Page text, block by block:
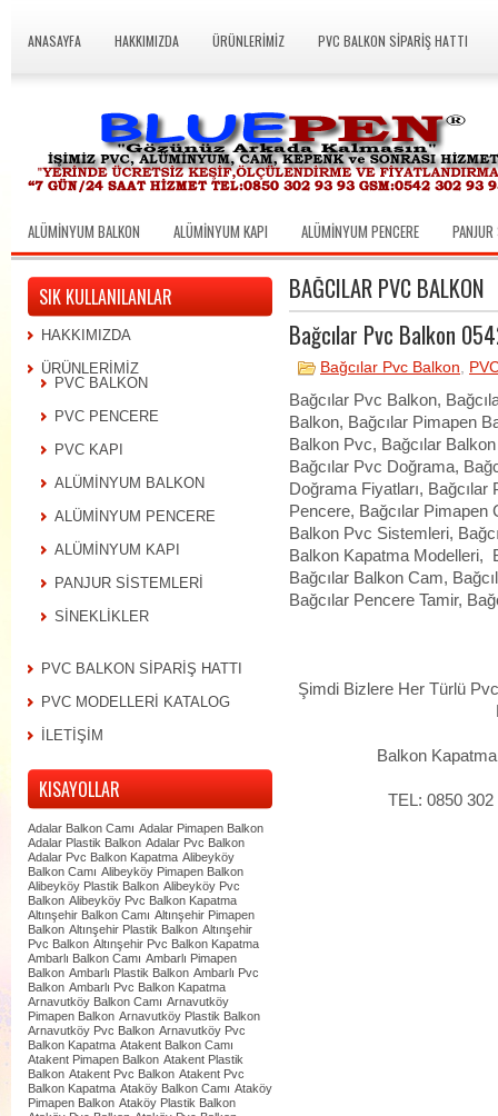
ANASAYFA HAKKIMIZDA ÜRÜNLERİMİZ PVC BALKON SİPARİŞ HATTI
ALÜMİNYUM BALKON ALÜMİNYUM KAPI ALÜMİNYUM PENCERE
BAĞCILAR PVC BALKON
Bağcılar Pvc Balkon
Bağcılar Pvc Balkon,
Bağcılar Pvc Balkon,
Balkon, Bağcılar Pimapen
Balkon Pvc, Bağcılar
Bağcılar Pvc Doğrama,
Doğrama Fiyatları,
Pencere, Bağcılar Pimapen
Balkon Pvc Sistemleri,
Balkon Kapatma Modelleri,
Bağcılar Balkon Cam,
Bağcılar Pencere Tamir,
Şimdi Bizlere Her Türlü
Balkon
TEL: 0850
SIK KULLANILANLAR
HAKKIMIZDA
ÜRÜNLERİMİZ
PVC BALKON
PVC PENCERE
PVC KAPI
ALÜMİNYUM BALKON
ALÜMİNYUM PENCERE
ALÜMİNYUM KAPI
PANJUR SİSTEMLERİ
SİNEKLİKLER
PVC BALKON SİPARİŞ HATTI
PVC MODELLERİ KATALOG
İLETİŞİM
KISAYOLLAR
Adalar Balkon Camı Adalar Pimapen Balkon
Adalar Plastik Balkon Adalar Pvc Balkon
Adalar Pvc Balkon Kapatma Alibeyköy
Balkon Camı Alibeyköy Pimapen Balkon
Alibeyköy Plastik Balkon Alibeyköy Pvc
Balkon Alibeyköy Pvc Balkon Kapatma
Altınşehir Balkon Camı Altınşehir Pimapen
Balkon Altınşehir Plastik Balkon Altınşehir
Pvc Balkon Altınşehir Pvc Balkon Kapatma
Ambarlı Balkon Camı Ambarlı Pimapen
Balkon Ambarlı Plastik Balkon Ambarlı Pvc
Balkon Ambarlı Pvc Balkon Kapatma
Arnavutköy Balkon Camı Arnavutköy
Pimapen Balkon Arnavutköy Plastik Balkon
Arnavutköy Pvc Balkon Arnavutköy Pvc
Balkon Kapatma Atakent Balkon Camı
Atakent Pimapen Balkon Atakent Plastik
Balkon Atakent Pvc Balkon Atakent Pvc
Balkon Kapatma Ataköy Balkon Camı Ataköy
Pimapen Balkon Ataköy Plastik Balkon